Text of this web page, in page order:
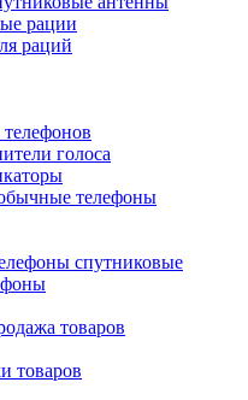
рации
раций
голоса
телефоны
спутниковые
товаров
товаров